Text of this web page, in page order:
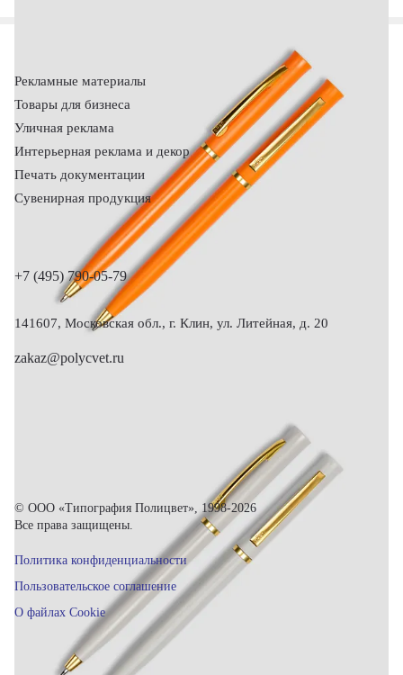
Рекламные материалы
Товары для бизнеса
Уличная реклама
Интерьерная реклама и декор
Печать документации
Сувенирная продукция
+7 (495) 790-05-79
141607, Московская обл., г. Клин, ул. Литейная, д. 20
zakaz@polycvet.ru
© ООО «Типография Полицвет», 1998-2026
Все права защищены.
Политика конфиденциальности
Пользовательское соглашение
О файлах Cookie